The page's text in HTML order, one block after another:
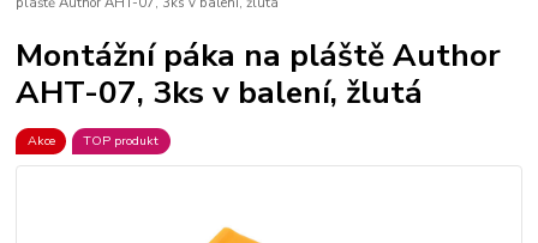
Montážní páka na pláště Author
AHT-07, 3ks v balení, žlutá
Akce TOP produkt